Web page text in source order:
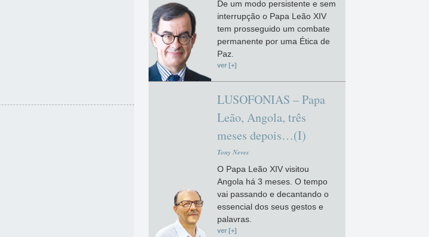
De um modo persistente e sem
interrupção o Papa Leão XIV
tem prosseguido um combate
permanente por uma Ética de
Paz.
ver [+]
LUSOFONIAS – Papa
Leão, Angola, três
meses depois…(I)
Tony Neves
O Papa Leão XIV visitou
Angola há 3 meses. O tempo
vai passando e decantando o
essencial dos seus gestos e
palavras.
ver [+]